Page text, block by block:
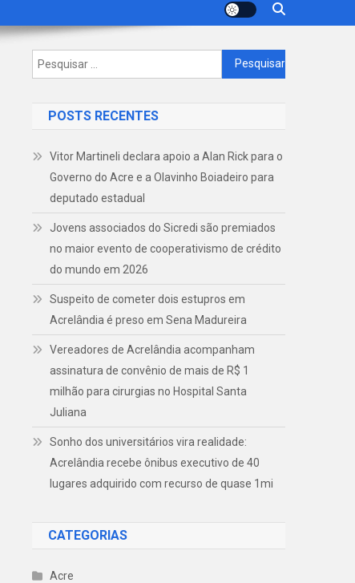
Pesquisar
por:
POSTS RECENTES
Vitor Martineli declara apoio a Alan Rick para o
Governo do Acre e a Olavinho Boiadeiro para
deputado estadual
Jovens associados do Sicredi são premiados
no maior evento de cooperativismo de crédito
do mundo em 2026
Suspeito de cometer dois estupros em
Acrelândia é preso em Sena Madureira
Vereadores de Acrelândia acompanham
assinatura de convênio de mais de R$ 1
milhão para cirurgias no Hospital Santa
Juliana
Sonho dos universitários vira realidade:
Acrelândia recebe ônibus executivo de 40
lugares adquirido com recurso de quase 1mi
CATEGORIAS
Acre